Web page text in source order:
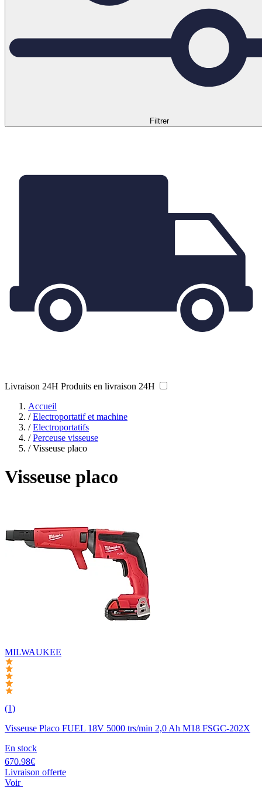
Filtrer
Livraison 24H Produits en livraison 24H
Accueil
/ Electroportatif et machine
/ Electroportatifs
/ Perceuse visseuse
/ Visseuse placo
Visseuse placo
MILWAUKEE
(1)
Visseuse Placo FUEL 18V 5000 trs/min 2,0 Ah M18 FSGC-202X
En stock
670.98€
Livraison offerte
Voir